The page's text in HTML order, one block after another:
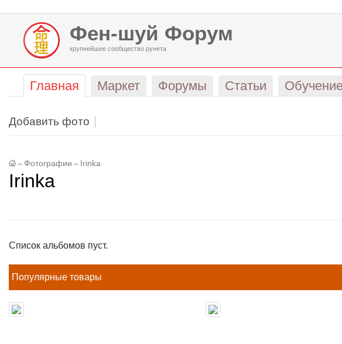
Фен-шуй Форум
крупнейшее сообщество рунета
Главная Маркет Форумы Статьи
Добавить фото
– Фотографии – Irinka
Irinka
Список альбомов пуст.
Популярные товары